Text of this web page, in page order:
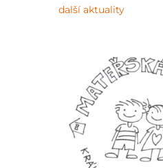
další aktuality